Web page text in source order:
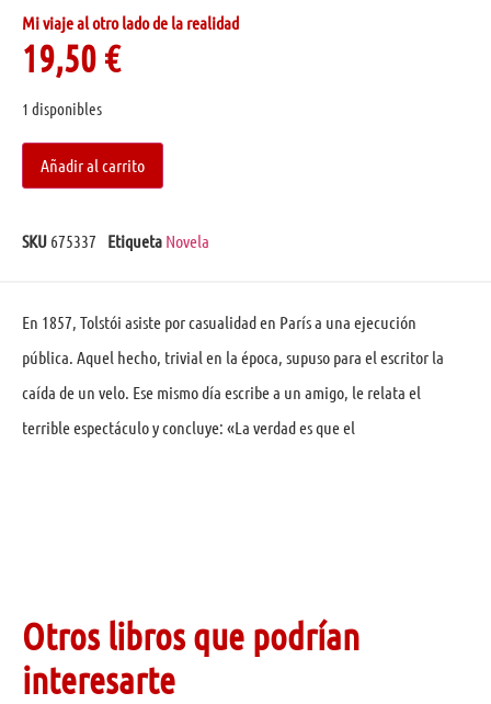
Mi viaje al otro lado de la realidad
19,50€
1 disponibles
Añadir al carrito
SKU 675337 Etiqueta Novela
En 1857, Tolstói asiste por casualidad en París a una ejecución
pública. Aquel hecho, trivial en la época, supuso para el es­critor la
caída de un velo. Ese mismo día escribe a un amigo, le relata el
terrible espectáculo y concluye: «La verdad es que el
Otros libros que podrían
interesarte